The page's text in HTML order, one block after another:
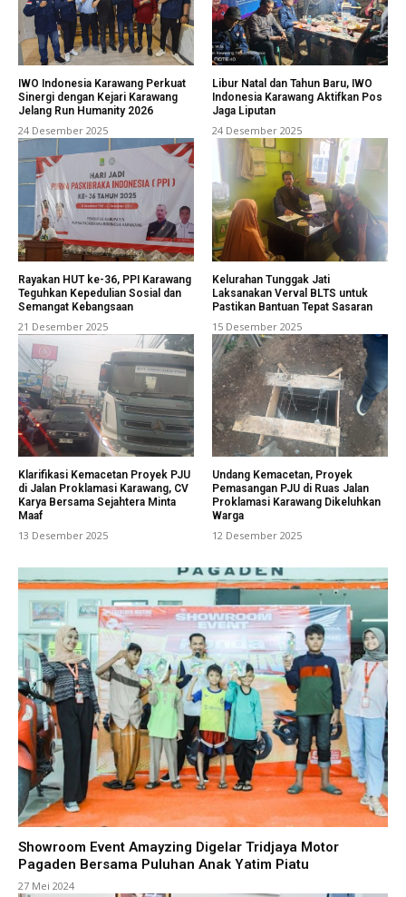
IWO Indonesia Karawang Perkuat
Sinergi dengan Kejari Karawang
Jelang Run Humanity 2026
24 Desember 2025
Libur Natal dan Tahun Baru, IWO
Indonesia Karawang Aktifkan Pos
Jaga Liputan
24 Desember 2025
Rayakan HUT ke-36, PPI Karawang
Teguhkan Kepedulian Sosial dan
Semangat Kebangsaan
21 Desember 2025
Kelurahan Tunggak Jati
Laksanakan Verval BLTS untuk
Pastikan Bantuan Tepat Sasaran
15 Desember 2025
Klarifikasi Kemacetan Proyek PJU
di Jalan Proklamasi Karawang, CV
Karya Bersama Sejahtera Minta
Maaf
13 Desember 2025
Undang Kemacetan, Proyek
Pemasangan PJU di Ruas Jalan
Proklamasi Karawang Dikeluhkan
Warga
12 Desember 2025
Showroom Event Amayzing Digelar Tridjaya Motor
Pagaden Bersama Puluhan Anak Yatim Piatu
27 Mei 2024